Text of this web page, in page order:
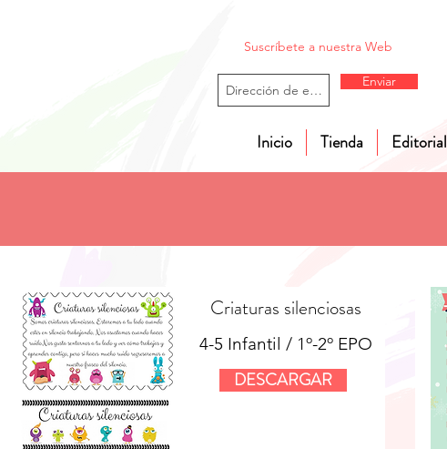
Suscríbete a nuestra Web
Enviar
Inicio Tienda Editorial
Criaturas silenciosas
4-5 Infantil / 1º-2º EPO
DESCARGAR